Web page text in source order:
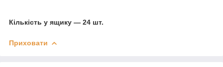
Кількість у ящику — 24 шт.
Приховати